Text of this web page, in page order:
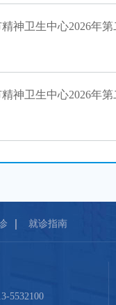
神卫生中心2026年
就诊指南
5532100